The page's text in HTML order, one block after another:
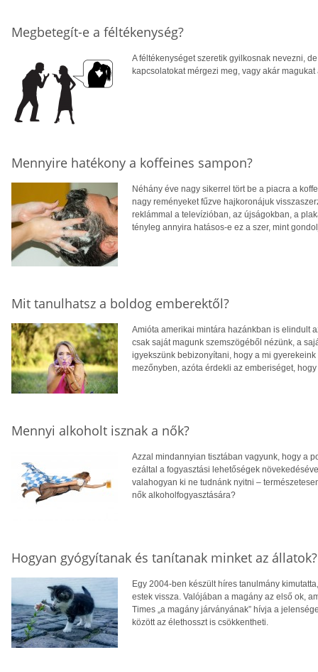
Megbetegít-e a féltékenység?
A féltékenységet szeretik gyilkosnak nevezni,
kapcsolatokat mérgezi meg, vagy akár
Mennyire hatékony a koffeines sampon?
Néhány éve nagy sikerrel tört be a piacra a
nagy reményeket fűzve hajkoronájuk
reklámmal a televízióban, az újságokban, a
tényleg annyira hatásos-e ez a szer, mint
Mit tanulhatsz a boldog emberektől?
Amióta amerikai mintára hazánkban is elindult
csak saját magunk szemszögéből nézünk, a
igyekszünk bebizonyítani, hogy a mi
mezőnyben, azóta érdekli az emberiséget,
Mennyi alkoholt isznak a nők?
Azzal mindannyian tisztában vagyunk, hogy a
ezáltal a fogyasztási lehetőségek
valahogyan ki ne tudnánk nyitni –
nők alkoholfogyasztására?
Hogyan gyógyítanak és tanítanak minket az állatok?
Egy 2004-ben készült híres tanulmány
estek vissza. Valójában a magány az első ok,
Times „a magány járványának” hívja a
között az élethosszt is csökkentheti.